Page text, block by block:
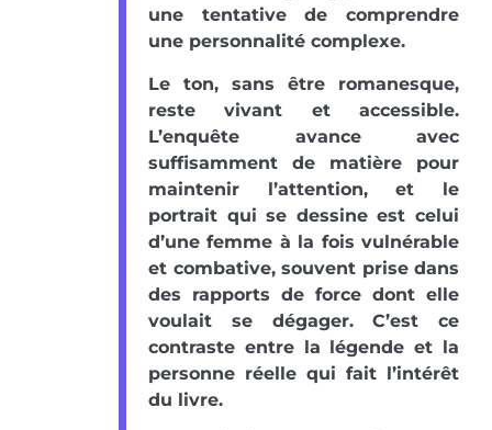
une tentative de comprendre
une personnalité complexe.
Le ton, sans être romanesque,
reste vivant et accessible.
L’enquête avance avec
suffisamment de matière pour
maintenir l’attention, et le
portrait qui se dessine est celui
d’une femme à la fois vulnérable
et combative, souvent prise dans
des rapports de force dont elle
voulait se dégager. C’est ce
contraste entre la légende et la
personne réelle qui fait l’intérêt
du livre.